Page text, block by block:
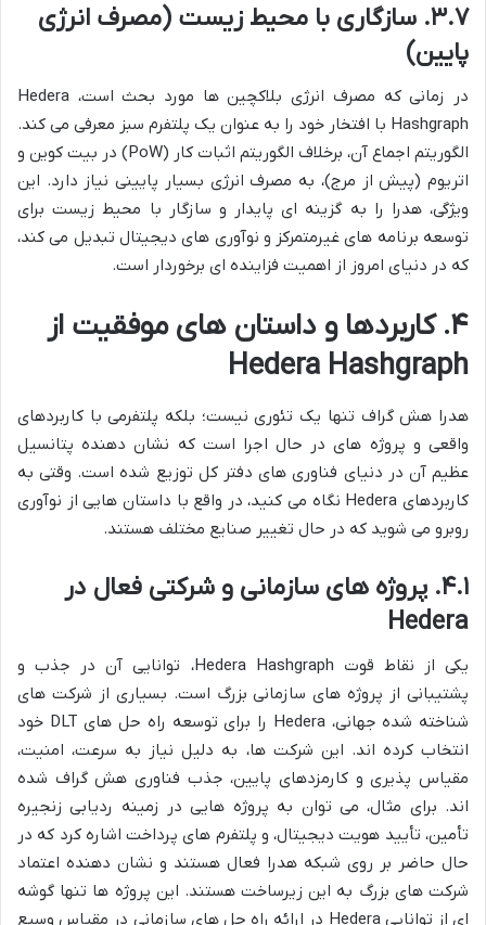
۳.۷. سازگاری با محیط زیست (مصرف انرژی
پایین)
در زمانی که مصرف انرژی بلاکچین ها مورد بحث است، Hedera
Hashgraph با افتخار خود را به عنوان یک پلتفرم سبز معرفی می کند.
الگوریتم اجماع آن، برخلاف الگوریتم اثبات کار (PoW) در بیت کوین و
اتریوم (پیش از مرج)، به مصرف انرژی بسیار پایینی نیاز دارد. این
ویژگی، هدرا را به گزینه ای پایدار و سازگار با محیط زیست برای
توسعه برنامه های غیرمتمرکز و نوآوری های دیجیتال تبدیل می کند،
که در دنیای امروز از اهمیت فزاینده ای برخوردار است.
۴. کاربردها و داستان های موفقیت از
Hedera Hashgraph
هدرا هش گراف تنها یک تئوری نیست؛ بلکه پلتفرمی با کاربردهای
واقعی و پروژه های در حال اجرا است که نشان دهنده پتانسیل
عظیم آن در دنیای فناوری های دفتر کل توزیع شده است. وقتی به
کاربردهای Hedera نگاه می کنید، در واقع با داستان هایی از نوآوری
روبرو می شوید که در حال تغییر صنایع مختلف هستند.
۴.۱. پروژه های سازمانی و شرکتی فعال در
Hedera
یکی از نقاط قوت Hedera Hashgraph، توانایی آن در جذب و
پشتیبانی از پروژه های سازمانی بزرگ است. بسیاری از شرکت های
شناخته شده جهانی، Hedera را برای توسعه راه حل های DLT خود
انتخاب کرده اند. این شرکت ها، به دلیل نیاز به سرعت، امنیت،
مقیاس پذیری و کارمزدهای پایین، جذب فناوری هش گراف شده
اند. برای مثال، می توان به پروژه هایی در زمینه ردیابی زنجیره
تأمین، تأیید هویت دیجیتال، و پلتفرم های پرداخت اشاره کرد که در
حال حاضر بر روی شبکه هدرا فعال هستند و نشان دهنده اعتماد
شرکت های بزرگ به این زیرساخت هستند. این پروژه ها تنها گوشه
ای از توانایی Hedera در ارائه راه حل های سازمانی در مقیاس وسیع